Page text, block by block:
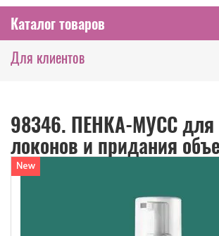
Каталог товаров
Для клиентов
98346. ПЕНКА-МУСС для
локонов и придания